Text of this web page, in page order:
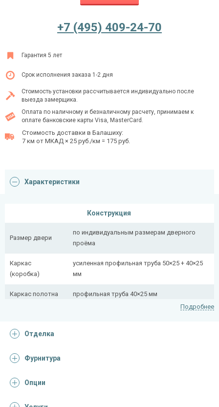
Ежедневно с 08:00 до 24:00
+7 (495) 409-24-70
+7 (495) 409-24-70
Гарантия 5 лет
Срок исполнения заказа 1-2 дня
Стоимость установки рассчитывается индивидуально после
выезда замерщика.
Оплата по наличному и безналичному расчету, принимаем к
оплате банковские карты Visa, MasterCard.
Стоимость доставки в Балашиху:
7 км от МКАД × 25 руб./км = 175 руб.
Характеристики
Конструкция
Размер двери
по индивидуальным размерам дверного
проёма
Каркас
(коробка)
усиленная профильная труба 50×25 + 40×25
мм
Каркас полотна профильная труба 40×25 мм
Притворная
Ребра жесткости
Подробнее
Отделка
Фурнитура
Опции